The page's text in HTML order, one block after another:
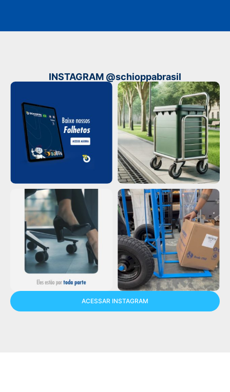
INSTAGRAM @schioppabrasil
ACESSAR INSTAGRAM